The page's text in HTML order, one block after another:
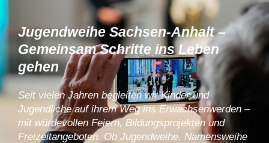
Jugendweihe Sachsen-Anhalt –
Gemeinsam Schritte ins Leben
gehen
Seit vielen Jahren begleiten wir Kinder und
Jugendliche auf ihrem Weg ins Erwachsenwerden –
mit würdevollen Feiern, Bildungsprojekten und
Freizeitangeboten. Ob Jugendweihe, Namensweihe